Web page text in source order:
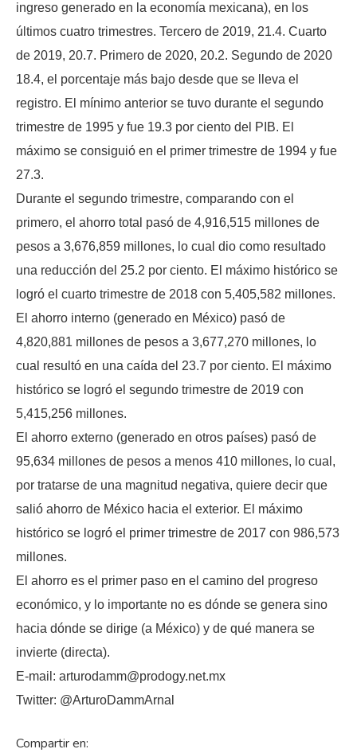
ingreso generado en la economía mexicana), en los
últimos cuatro trimestres. Tercero de 2019, 21.4. Cuarto
de 2019, 20.7. Primero de 2020, 20.2. Segundo de 2020
18.4, el porcentaje más bajo desde que se lleva el
registro. El mínimo anterior se tuvo durante el segundo
trimestre de 1995 y fue 19.3 por ciento del PIB. El
máximo se consiguió en el primer trimestre de 1994 y fue
27.3.
Durante el segundo trimestre, comparando con el
primero, el ahorro total pasó de 4,916,515 millones de
pesos a 3,676,859 millones, lo cual dio como resultado
una reducción del 25.2 por ciento. El máximo histórico se
logró el cuarto trimestre de 2018 con 5,405,582 millones.
El ahorro interno (generado en México) pasó de
4,820,881 millones de pesos a 3,677,270 millones, lo
cual resultó en una caída del 23.7 por ciento. El máximo
histórico se logró el segundo trimestre de 2019 con
5,415,256 millones.
El ahorro externo (generado en otros países) pasó de
95,634 millones de pesos a menos 410 millones, lo cual,
por tratarse de una magnitud negativa, quiere decir que
salió ahorro de México hacia el exterior. El máximo
histórico se logró el primer trimestre de 2017 con 986,573
millones.
El ahorro es el primer paso en el camino del progreso
económico, y lo importante no es dónde se genera sino
hacia dónde se dirige (a México) y de qué manera se
invierte (directa).
E-mail: arturodamm@prodogy.net.mx
Twitter: @ArturoDammArnal